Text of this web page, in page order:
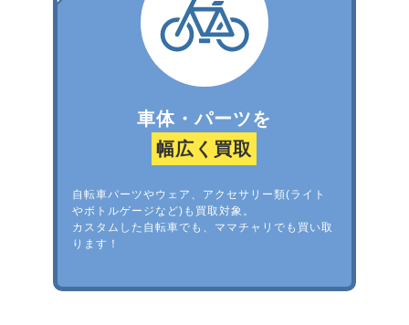
車体・パーツを
幅広く買取
自転車パーツやウェア、アクセサリー類(ライト
やボトルゲージなど)も買取対象。
カスタムした自転車でも、ママチャリでも買い取
ります！